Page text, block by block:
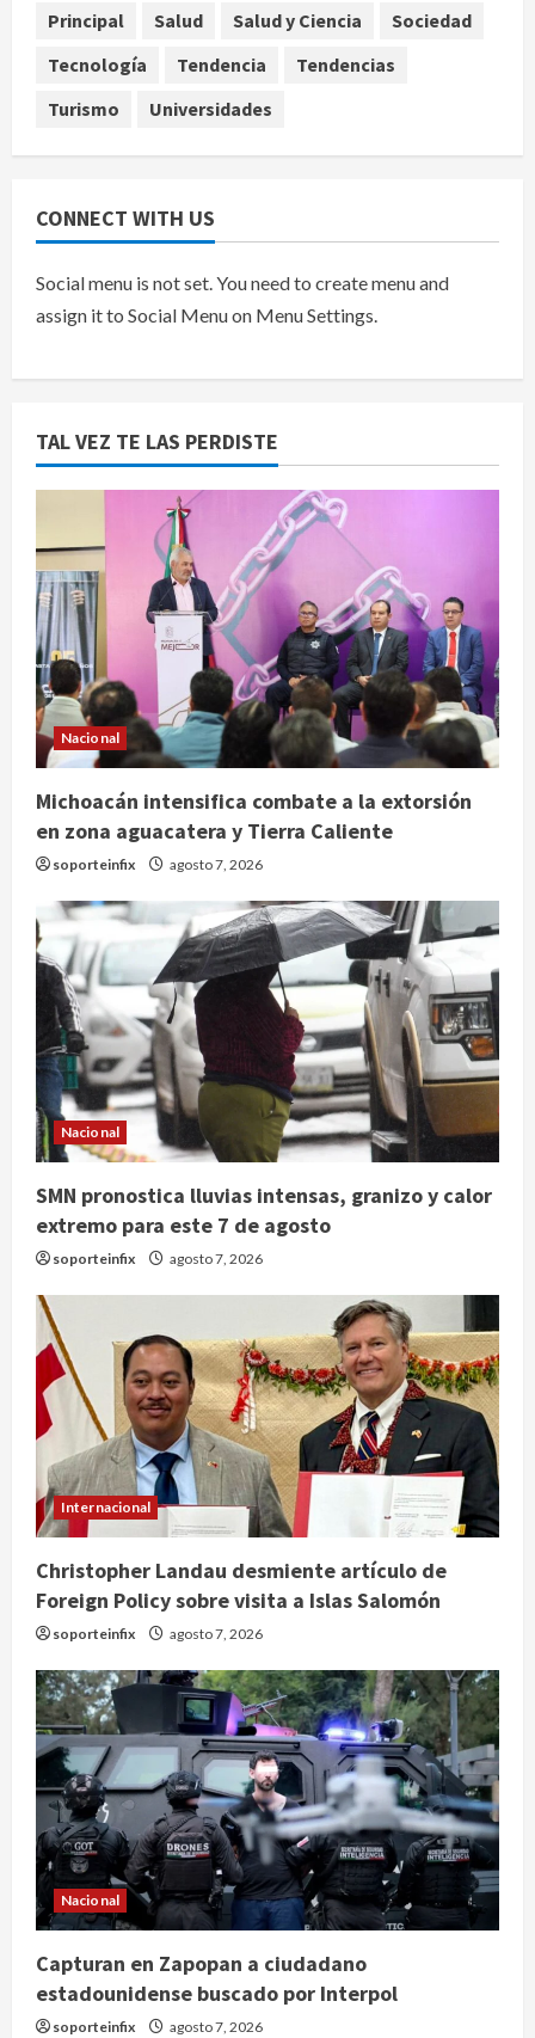
obstrucción en el caso Ayotzinapa
Principal Salud Salud y Ciencia
Sociedad
Tecnología
Tendencia
Tendencias
Turismo
Universidades
CONNECT WITH US
Social menu is not set. You need to create menu and
assign it to Social Menu on Menu Settings.
TAL VEZ TE LAS PERDISTE
Nacional
Michoacán intensifica combate a la extorsión
en zona aguacatera y Tierra Caliente
soporteinfix agosto 7, 2026
Nacional
SMN pronostica lluvias intensas, granizo y calor
extremo para este 7 de agosto
soporteinfix agosto 7, 2026
Internacional
Christopher Landau desmiente artículo de
Foreign Policy sobre visita a Islas Salomón
soporteinfix agosto 7, 2026
Nacional
Capturan en Zapopan a ciudadano
estadounidense buscado por Interpol
soporteinfix agosto 7, 2026